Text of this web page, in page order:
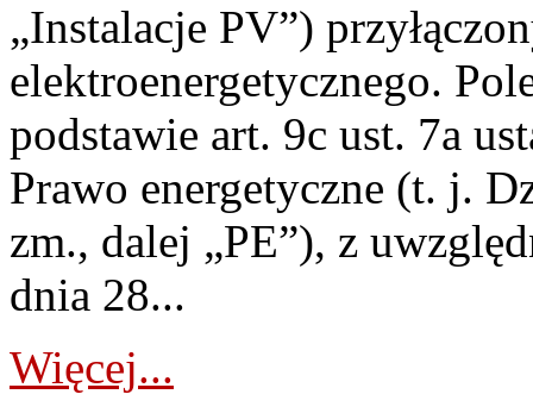
„Instalacje PV”)
elektroenergetycznego.
podstawie art. 9c ust. 7a
Prawo energetyczne (t. j.
zm., dalej „PE”), z
dnia 28...
Więcej...